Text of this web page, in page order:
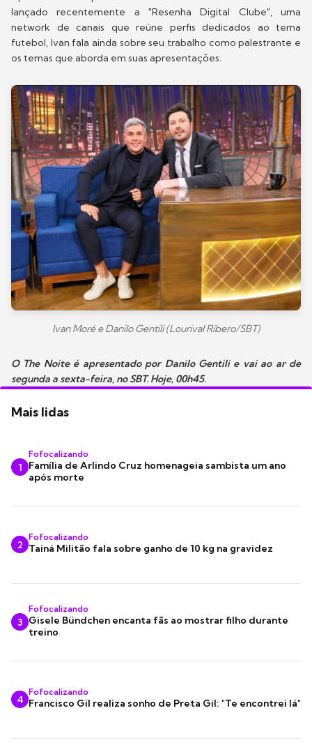
lançado recentemente a "Resenha Digital Clube", uma
network de canais que reúne perfis dedicados ao tema
futebol, Ivan fala ainda sobre seu trabalho como palestrante e
os temas que aborda em suas apresentações.
Ivan Moré e Danilo Gentili (Lourival Ribero/SBT)
O The Noite é apresentado por Danilo Gentili e vai ao ar de
segunda a sexta-feira, no SBT. Hoje, 00h45.
Mais lidas
1
Fofocalizando
Família de Arlindo Cruz homenageia sambista um ano
após morte
2
Fofocalizando
Tainá Militão fala sobre ganho de 10 kg na gravidez
3
Fofocalizando
Gisele Bündchen encanta fãs ao mostrar filho durante
treino
4
Fofocalizando
Francisco Gil realiza sonho de Preta Gil: "Te encontrei lá"